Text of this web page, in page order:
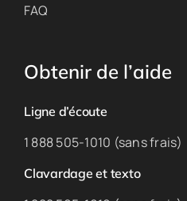
FAQ
Obtenir de l’aide
Ligne d’écoute
1 888 505-1010 (sans frais)
Clavardage et texto